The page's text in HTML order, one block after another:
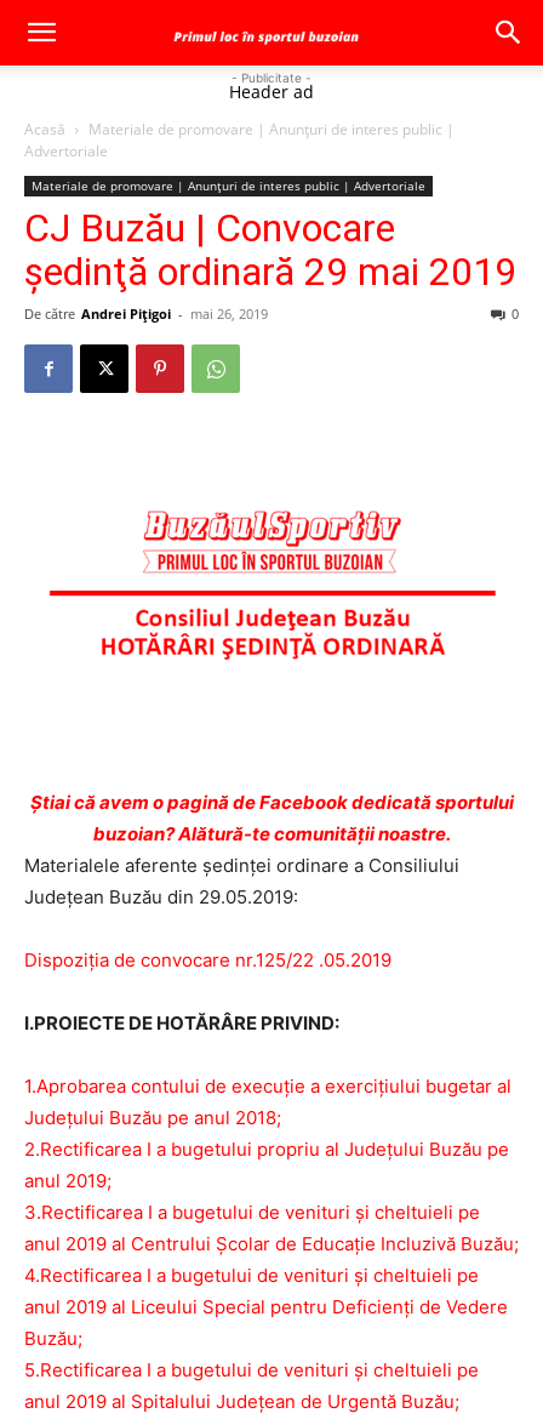
- Publicitate -
Header ad
Acasă
Materiale de promovare | Anunţuri de interes public |
Advertoriale
Materiale de promovare | Anunţuri de interes public | Advertoriale
CJ Buzău | Convocare
şedinţă ordinară 29 mai 2019
De către Andrei Pițigoi - mai 26, 2019 0
Ştiai că avem o pagină de Facebook dedicată sportului
buzoian? Alătură-te comunității noastre.
Materialele aferente ședinței ordinare a Consiliului
Județean Buzău din 29.05.2019:
Dispoziția de convocare nr.125/22 .05.2019
I.PROIECTE DE HOTĂRÂRE PRIVIND:
1.Aprobarea contului de execuție a exercițiului bugetar al
Județului Buzău pe anul 2018;
2.Rectificarea I a bugetului propriu al Județului Buzău pe
anul 2019;
3.Rectificarea I a bugetului de venituri şi cheltuieli pe
anul 2019 al Centrului Şcolar de Educaţie Incluzivă Buzău;
4.Rectificarea I a bugetului de venituri şi cheltuieli pe
anul 2019 al Liceului Special pentru Deficienţi de Vedere
Buzău;
5.Rectificarea I a bugetului de venituri şi cheltuieli pe
anul 2019 al Spitalului Judeţean de Urgentă Buzău;